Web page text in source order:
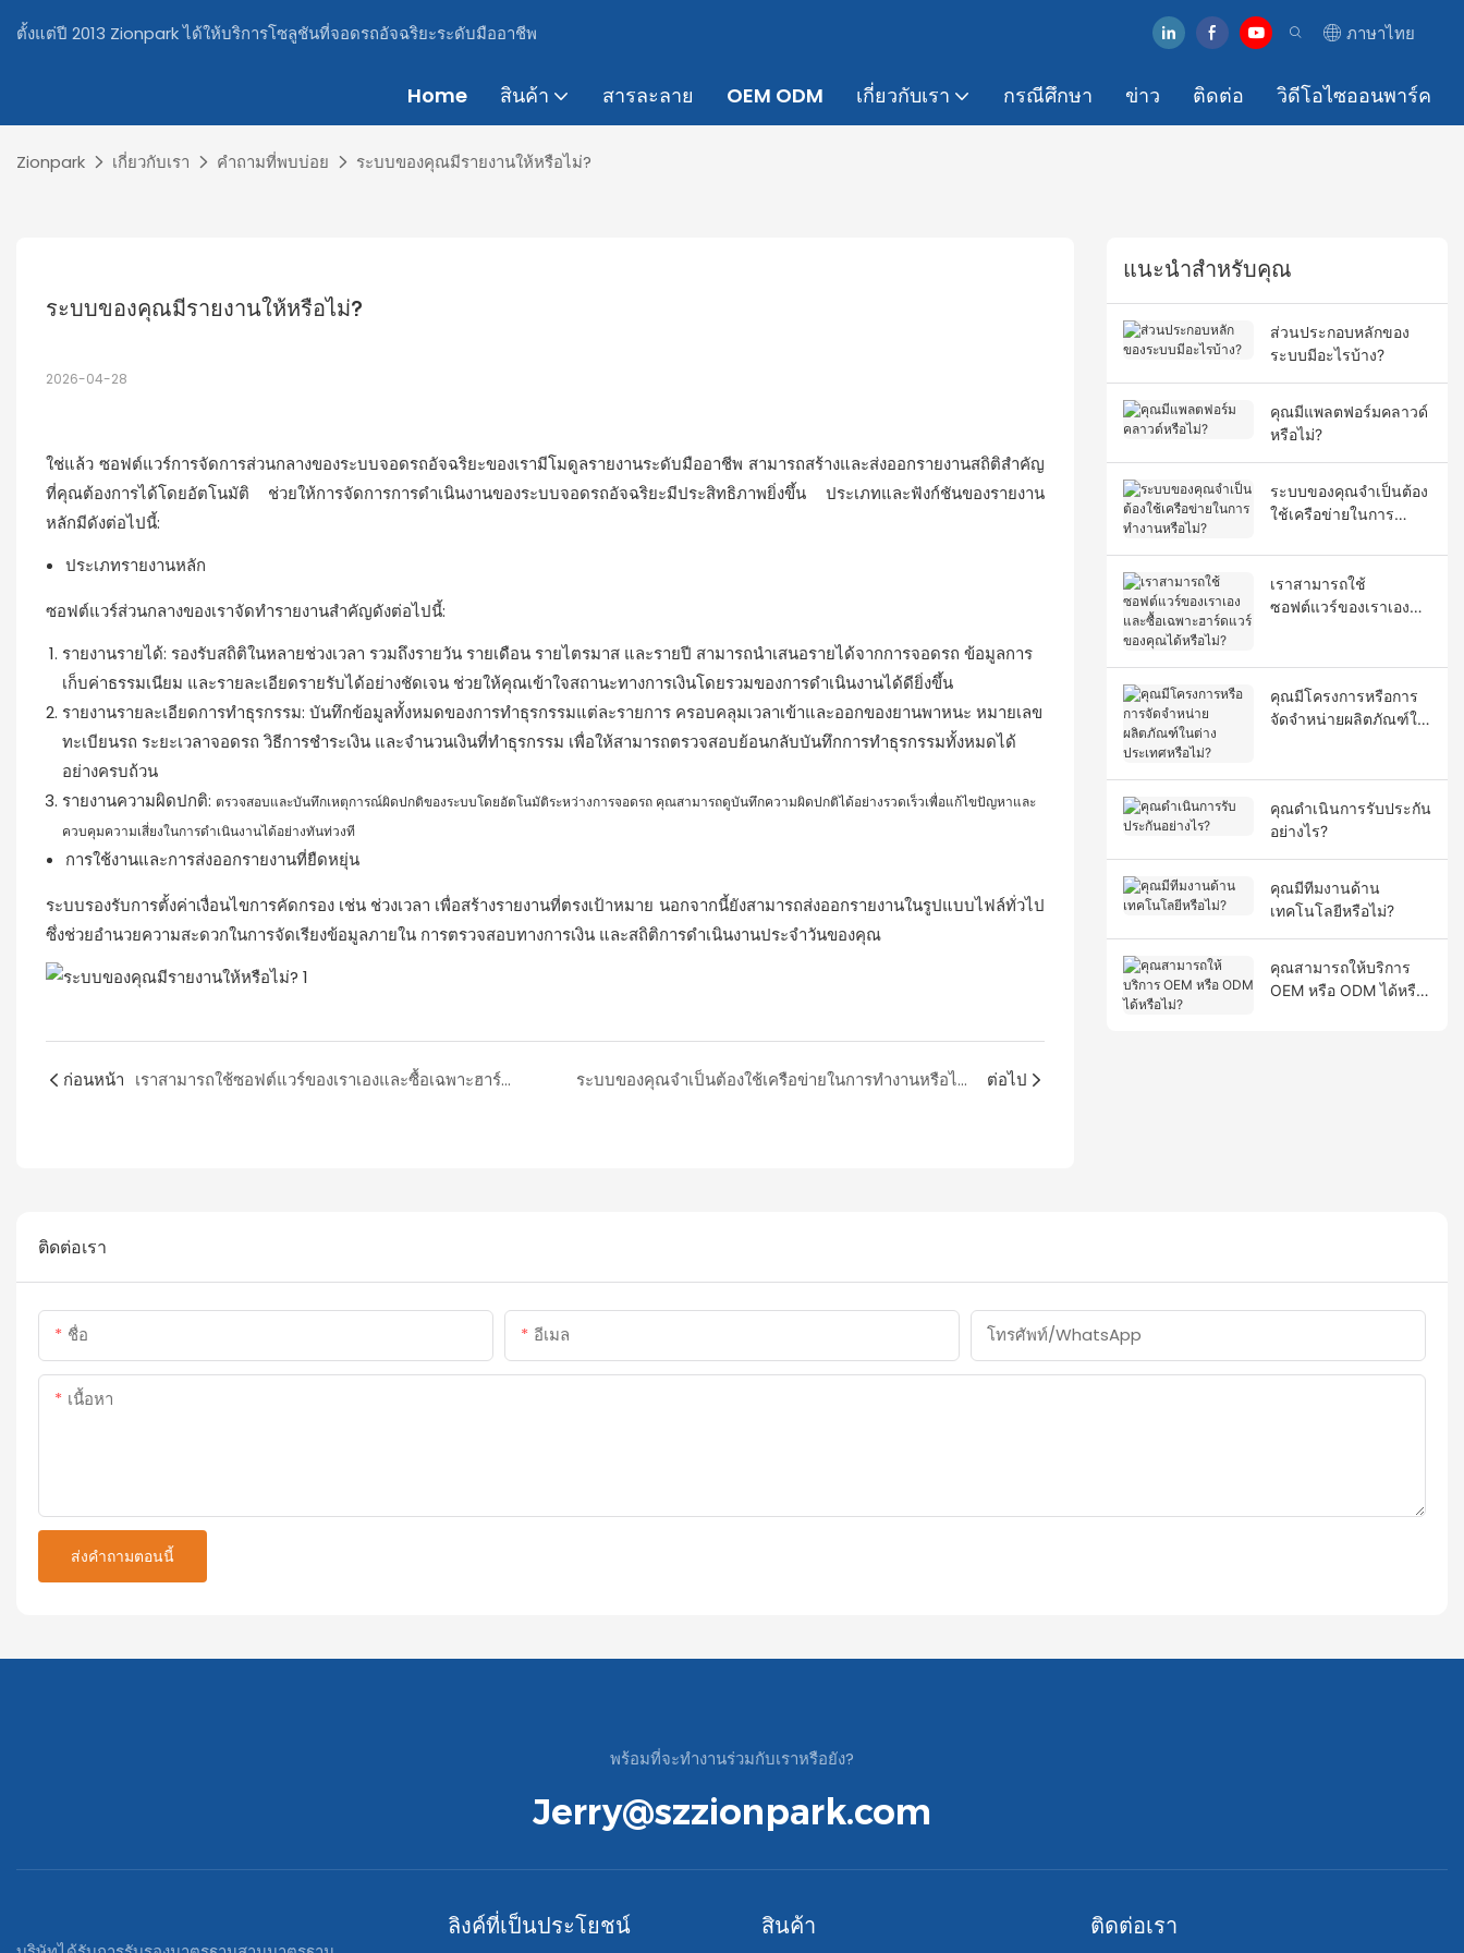
ตั้งแต่ปี 2013 Zionpark ได้ให้บริการโซลูชันที่จอดรถอัจฉริยะระดับมืออาชีพ ภาษาไทย
Home สินค้า สารละลาย OEM ODM เกี่ยวกับเรา กรณีศึกษา ข่าว ติดต่อ วิดีโอไซออนพาร์ค
Zionpark เกี่ยวกับเรา คำถามที่พบบ่อย ระบบของคุณมีรายงานให้หรือไม่?
ระบบของคุณมีรายงานให้หรือไม่?
2026-04-28
ใช่แล้ว ซอฟต์แวร์การจัดการส่วนกลางของระบบจอดรถอัจฉริยะของเรามีโมดูลรายงานระดับมืออาชีพ สามารถสร้างและส่งออกรายงานสถิติสำคัญ
ที่คุณต้องการได้โดยอัตโนมัติ ช่วยให้การจัดการการดำเนินงานของระบบจอดรถอัจฉริยะมีประสิทธิภาพยิ่งขึ้น ประเภทและฟังก์ชันของรายงาน
หลักมีดังต่อไปนี้:
ประเภทรายงานหลัก
ซอฟต์แวร์ส่วนกลางของเราจัดทำรายงานสำคัญดังต่อไปนี้:
รายงานรายได้: รองรับสถิติในหลายช่วงเวลา รวมถึงรายวัน รายเดือน รายไตรมาส และรายปี สามารถนำเสนอรายได้จากการจอดรถ ข้อมูลการ
เก็บค่าธรรมเนียม และรายละเอียดรายรับได้อย่างชัดเจน ช่วยให้คุณเข้าใจสถานะทางการเงินโดยรวมของการดำเนินงานได้ดียิ่งขึ้น
รายงานรายละเอียดการทำธุรกรรม: บันทึกข้อมูลทั้งหมดของการทำธุรกรรมแต่ละรายการ ครอบคลุมเวลาเข้าและออกของยานพาหนะ หมายเลข
ทะเบียนรถ ระยะเวลาจอดรถ วิธีการชำระเงิน และจำนวนเงินที่ทำธุรกรรม เพื่อให้สามารถตรวจสอบย้อนกลับบันทึกการทำธุรกรรมทั้งหมดได้
อย่างครบถ้วน
รายงานความผิดปกติ: ตรวจสอบและบันทึกเหตุการณ์ผิดปกติของระบบโดยอัตโนมัติระหว่างการจอดรถ คุณสามารถดูบันทึกความผิดปกติได้อย่างรวดเร็วเพื่อแก้ไขปัญหาและ
ควบคุมความเสี่ยงในการดำเนินงานได้อย่างทันท่วงที
การใช้งานและการส่งออกรายงานที่ยืดหยุ่น
ระบบรองรับการตั้งค่าเงื่อนไขการคัดกรอง เช่น ช่วงเวลา เพื่อสร้างรายงานที่ตรงเป้าหมาย นอกจากนี้ยังสามารถส่งออกรายงานในรูปแบบไฟล์ทั่วไป
ซึ่งช่วยอำนวยความสะดวกในการจัดเรียงข้อมูลภายใน การตรวจสอบทางการเงิน และสถิติการดำเนินงานประจำวันของคุณ
ก่อนหน้า เราสามารถใช้ซอฟต์แวร์ของเราเองและซื้อเฉพาะฮาร์ดแวร์ของคุณได้หรือไม่? ระบบของคุณจำเป็นต้องใช้เครือข่ายในการทำงานหรือไม่? ต่อไป
แนะนำสำหรับคุณ
ส่วนประกอบหลักของ
ระบบมีอะไรบ้าง?
คุณมีแพลตฟอร์มคลาวด์
หรือไม่?
ระบบของคุณจำเป็นต้อง
ใช้เครือข่ายในการ
เราสามารถใช้
ซอฟต์แวร์ของเราเอง
คุณมีโครงการหรือการ
จัดจำหน่ายผลิตภัณฑ์ใน
คุณดำเนินการรับประกัน
อย่างไร?
คุณมีทีมงานด้าน
เทคโนโลยีหรือไม่?
คุณสามารถให้บริการ
OEM หรือ ODM ได้หรือ
ติดต่อเรา
ชื่อ อีเมล โทรศัพท์/WhatsApp
เนื้อหา
ส่งคำถามตอนนี้
พร้อมที่จะทำงานร่วมกับเราหรือยัง?
Jerry@szzionpark.com
ลิงค์ที่เป็นประโยชน์ สินค้า ติดต่อเรา